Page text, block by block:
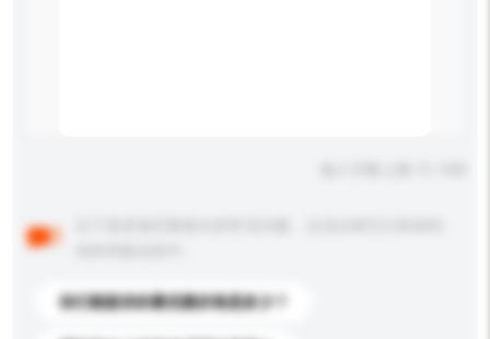
你们能提供的最优惠价格是多少？